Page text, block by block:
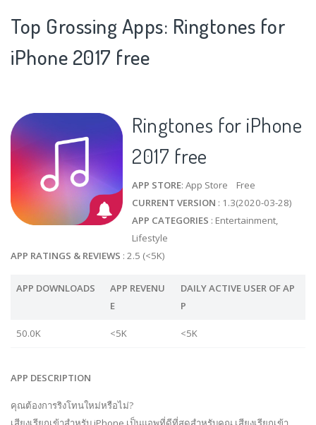
Top Grossing Apps: Ringtones for
iPhone 2017 free
Ringtones for iPhone
2017 free
APP STORE: App Store Free
CURRENT VERSION : 1.3(2020-03-28)
APP CATEGORIES : Entertainment,
Lifestyle
APP RATINGS & REVIEWS : 2.5 (<5K)
APP DOWNLOADS
APP REVENU
E
DAILY ACTIVE USER OF AP
P
50.0K <5K <5K
APP DESCRIPTION
คุณต้องการริงโทนใหม่หรือไม่?